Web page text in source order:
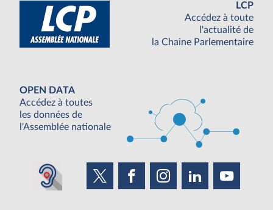
LCP
Accédez à toute
l'actualité de
la Chaine Parlementaire
OPEN DATA
Accédez à toutes
les données de
l'Assemblée nationale